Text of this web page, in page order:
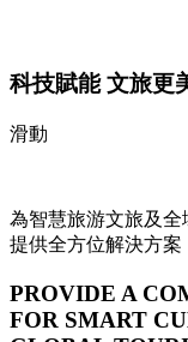
科技賦能 文旅更
滑動
為智慧旅游文旅及全
提供全方位解決方案
PROVIDE A
FOR SMART